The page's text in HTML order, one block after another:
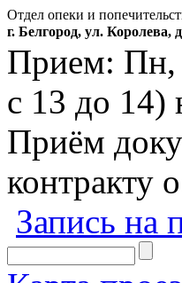
Отдел опеки и
г. Белгород, ул. Королева,
Прием:
с 13 до 14)
Приём
контракту
Запись на